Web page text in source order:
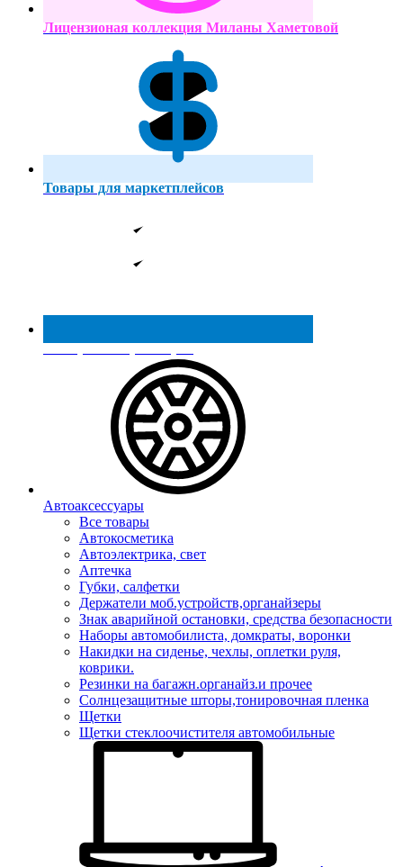
Лицензионая коллекция Миланы Хаметовой
Товары для маркетплейсов
Реестр МинПромТорга
Автоаксессуары
Все товары
Автокосметика
Автоэлектрика, свет
Аптечка
Губки, салфетки
Держатели моб.устройств,органайзеры
Знак аварийной остановки, средства безопасности
Наборы автомобилиста, домкраты, воронки
Накидки на сиденье, чехлы, оплетки руля,
коврики.
Резинки на багажн.органайз.и прочее
Солнцезащитные шторы,тонировочная пленка
Щетки
Щетки стеклоочистителя автомобильные